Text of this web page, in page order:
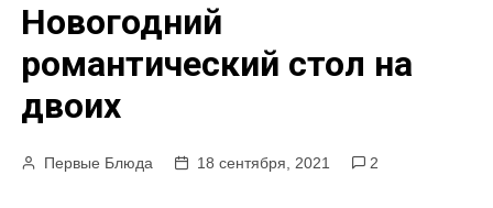
Новогодний
романтический стол на
двоих
Первые Блюда 18 сентября, 2021 2